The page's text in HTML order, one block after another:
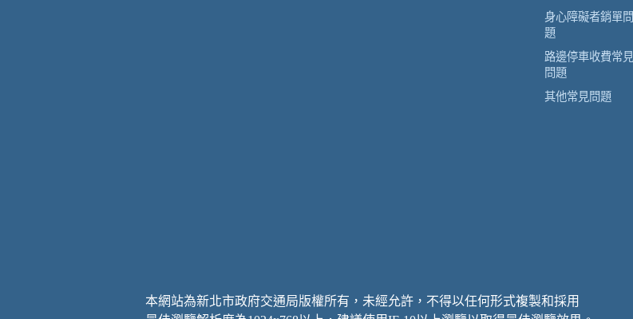
身心障礙者銷單問
題
路邊停車收費常見
問題
其他常見問題
本網站為新北市政府交通局版權所有，未經允許，不得以任何形式複製和採用